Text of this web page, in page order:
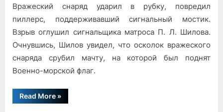
Вражеский снаряд ударил в рубку, повредил
пиллерс, поддерживавший сигнальный мостик.
Взрыв оглушил сигнальщика матроса П. Л. Шилова.
Очнувшись, Шилов увидел, что осколок вражеского
снаряда срубил мачту, на которой был поднят
Военно-морской флаг.
Read More“Подвиг
матроса
»